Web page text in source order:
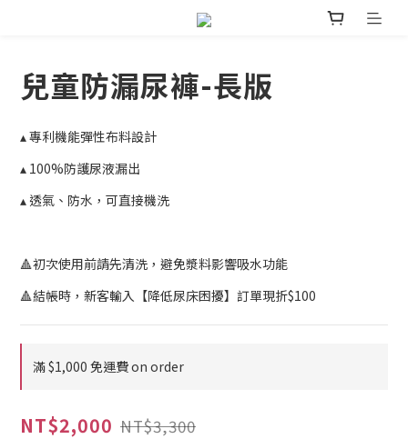
兒童防漏尿褲-長版
▴ 專利機能彈性布料設計
▴ 100%防護尿液漏出
▴ 透氣、防水，可直接機洗
🔺初次使用前請先清洗，避免漿料影響吸水功能
🔺結帳時，新客輸入【降低尿床困擾】訂單現折$100
滿 $1,000 免運費 on order
NT$2,000 NT$3,300